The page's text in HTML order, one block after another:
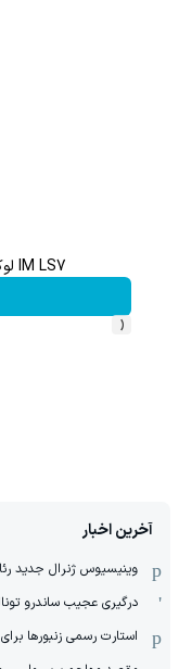
IM LS7 لوکس ترین شاسی بلند برقی ایران
‹
آخرین اخبار
وینیسیوس ژنرال جدید
درگیری عجیب ساندرو
استارت رسمی زنبورها